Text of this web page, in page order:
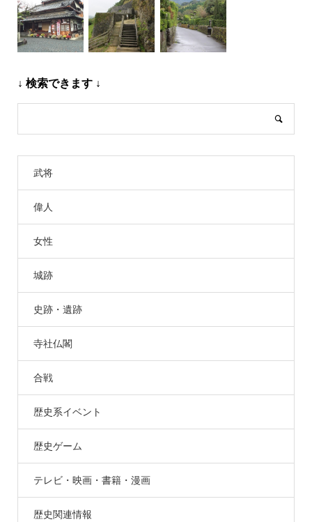
↓ 検索できます ↓
武将
偉人
女性
城跡
史跡・遺跡
寺社仏閣
合戦
歴史系イベント
歴史ゲーム
テレビ・映画・書籍・漫画
歴史関連情報